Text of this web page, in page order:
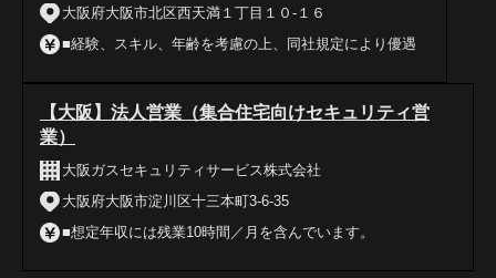
大阪府大阪市北区西天満１丁目１０-１６
■経験、スキル、年齢を考慮の上、同社規定により優遇
【大阪】法人営業（集合住宅向けセキュリティ営
業）
大阪ガスセキュリティサービス株式会社
大阪府大阪市淀川区十三本町3-6-35
■想定年収には残業10時間／月を含んでいます。